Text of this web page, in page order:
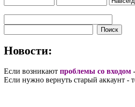
Новости:
Если возникают проблемы со входом
Если нужно вернуть старый аккаунт -